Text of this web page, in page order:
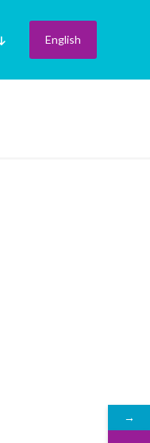
English
→